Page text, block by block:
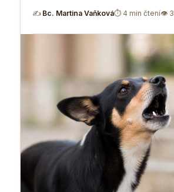
✍ Bc. Martina Vaňková⏱ 4 min čtení👁